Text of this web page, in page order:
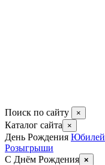
Поиск по сайту ×
Каталог сайта ×
День Рождения Юбилей
Розыгрыши
С Днём Рождения ×